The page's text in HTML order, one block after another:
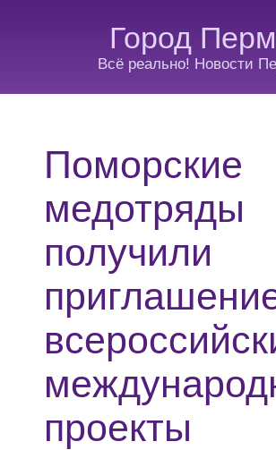
Город
Всё реально! Новости
Поморские
медотряды
получили
проекты